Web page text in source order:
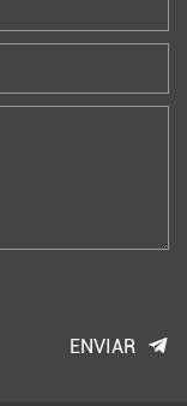
ENVIAR